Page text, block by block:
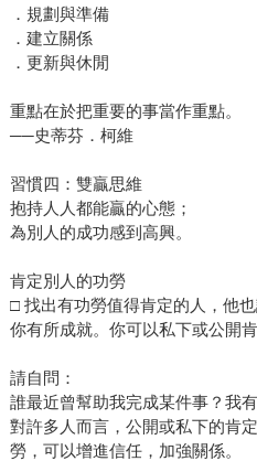
．規劃與準備
．建立關係
．更新與休閒
重點在於把重要的事當作重點。
──史蒂芬．柯維
習慣四：雙贏思維
抱持人人都能贏的心態；
為別人的成功感到高興。
肯定別人的功勞
□ 找出有功勞值得肯定的人，他
你有所成就。你可以私下或公開肯
請自問：
誰最近曾幫助我完成某件事？我
對許多人而言，公開或私下的肯
勞，可以增進信任，加強關係。